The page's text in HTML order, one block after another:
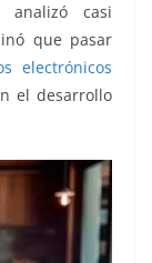
analizó casi
que pasar
electrónicos
el desarrollo